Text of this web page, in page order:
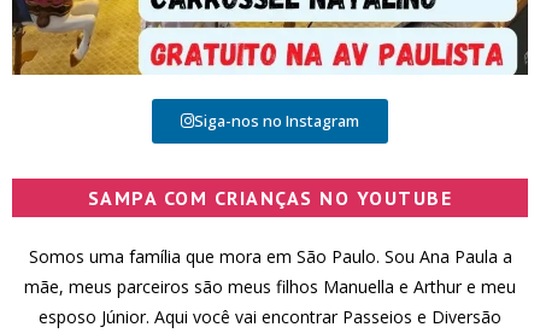
Siga-nos no Instagram
SAMPA COM CRIANÇAS NO YOUTUBE
Somos uma família que mora em São Paulo. Sou Ana Paula a
mãe, meus parceiros são meus filhos Manuella e Arthur e meu
esposo Júnior. Aqui você vai encontrar Passeios e Diversão